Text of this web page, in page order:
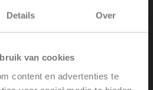
Details Over
van cookies
content en advertenties te